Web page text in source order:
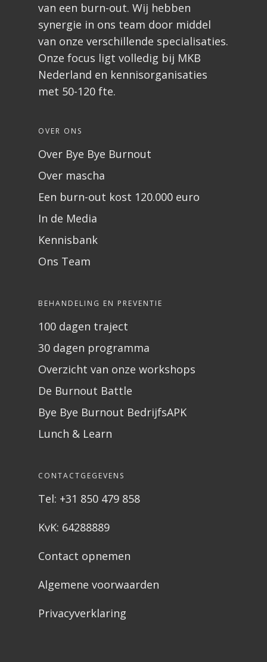
van een burn-out. Wij hebben
synergie in ons team door middel
van onze verschillende specialisaties.
Onze focus ligt volledig bij MKB
Nederland en kennisorganisaties
met 50-120 fte.
OVER ONS
Over Bye Bye Burnout
Over mascha
Een burn-out kost 120.000 euro
In de Media
Kennisbank
Ons Team
BEHANDELING EN PREVENTIE
100 dagen traject
30 dagen programma
Overzicht van onze workshops
De Burnout Battle
Bye Bye Burnout BedrijfsAPK
Lunch & Learn
CONTACTGEGEVENS
Tel: +31 850 479 858
KvK: 64288889
Contact opnemen
Algemene voorwaarden
Privacyverklaring